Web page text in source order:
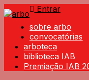
Entrar
sobre arbo
convocatórias
arboteca
biblioteca IAB
Premiação IAB